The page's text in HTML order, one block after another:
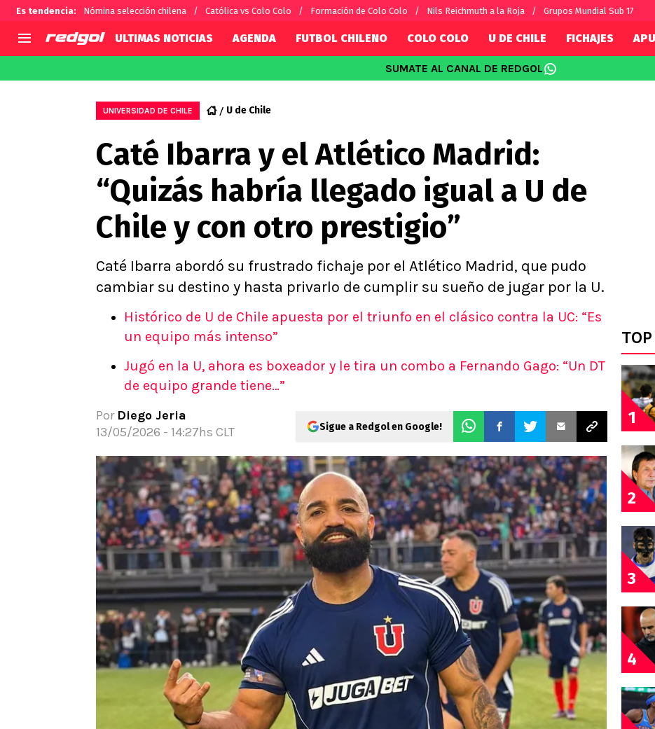
Es tendencia: Nómina selección chilena Católica vs Colo Colo Formación de Colo Colo Nils Reichmuth a la Roja Grupos Mundial Sub 17
Selección Chilena
U de Chile
U Católica
Campeonato Nacional
Primera B
Segunda División
Copa Chile
Supercopa Chile
Campeonato Femenino
Alexis Sánchez
Carlos Palacios
Chilenos por el mundo
Fútbol Argentino
Fútbol Brasileño
Premier League
Serie A
Apuesta del día
ULTIMAS NOTICIAS AGENDA FUTBOL CHILENO COLO COLO U DE CHILE FICHAJES
SUMATE AL CANAL DE REDGOL
UNIVERSIDAD DE CHILE U de Chile
Caté Ibarra y el Atlético Madrid:
“Quizás habría llegado igual a U de
Chile y con otro prestigio”
Caté Ibarra abordó su frustrado fichaje por el Atlético Madrid, que pudo
cambiar su destino y hasta privarlo de cumplir su sueño de jugar por la U.
Histórico de U de Chile apuesta por el triunfo en el clásico contra la UC: “Es
un equipo más intenso”
Jugó en la U, ahora es boxeador y le tira un combo a Fernando Gago: “Un DT
de equipo grande tiene…”
Por Diego Jeria
13/05/2026 - 14:27hs CLT
Sigue a Redgol en Google! 1
2
3
4